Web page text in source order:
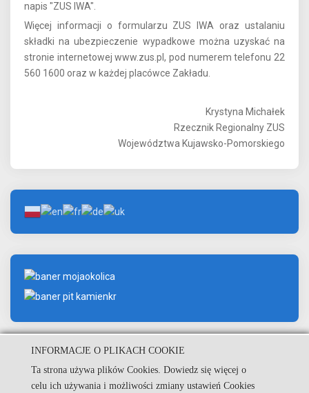
napis "ZUS IWA".
Więcej informacji o formularzu ZUS IWA oraz ustalaniu
składki na ubezpieczenie wypadkowe można uzyskać na
stronie internetowej www.zus.pl, pod numerem telefonu 22
560 1600 oraz w każdej placówce Zakładu.
Krystyna Michałek
Rzecznik Regionalny ZUS
Województwa Kujawsko-Pomorskiego
© Urząd Miejski w Kamieniu Krajeńskim.
INFORMACJE O PLIKACH COOKIE
Ta strona używa plików Cookies. Dowiedz się więcej o
celu ich używania i możliwości zmiany ustawień Cookies